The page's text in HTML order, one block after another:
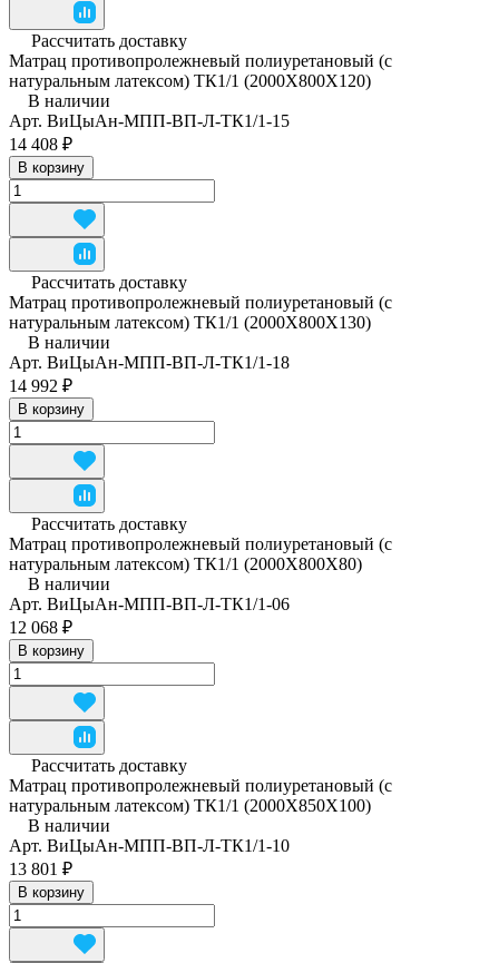
Рассчитать доставку
Матрац противопролежневый полиуретановый (с
натуральным латексом) ТК1/1 (2000Х800Х120)
В наличии
Арт. ВиЦыАн-МПП-ВП-Л-ТК1/1-15
14 408 ₽
В корзину
Рассчитать доставку
Матрац противопролежневый полиуретановый (с
натуральным латексом) ТК1/1 (2000Х800Х130)
В наличии
Арт. ВиЦыАн-МПП-ВП-Л-ТК1/1-18
14 992 ₽
В корзину
Рассчитать доставку
Матрац противопролежневый полиуретановый (с
натуральным латексом) ТК1/1 (2000Х800Х80)
В наличии
Арт. ВиЦыАн-МПП-ВП-Л-ТК1/1-06
12 068 ₽
В корзину
Рассчитать доставку
Матрац противопролежневый полиуретановый (с
натуральным латексом) ТК1/1 (2000Х850Х100)
В наличии
Арт. ВиЦыАн-МПП-ВП-Л-ТК1/1-10
13 801 ₽
В корзину